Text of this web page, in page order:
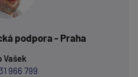
podpora - Praha
Vašek
966 799